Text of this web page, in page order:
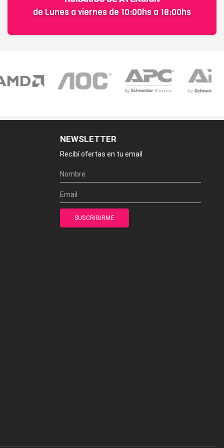
de Lunes a viernes de 10:00hs a 18:00hs
NEWSLETTER
Recibí ofertas en tu email